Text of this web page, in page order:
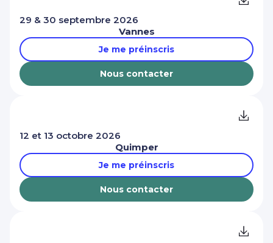
29 & 30 septembre 2026
Vannes
Je me préinscris
Nous contacter
12 et 13 octobre 2026
Quimper
Je me préinscris
Nous contacter